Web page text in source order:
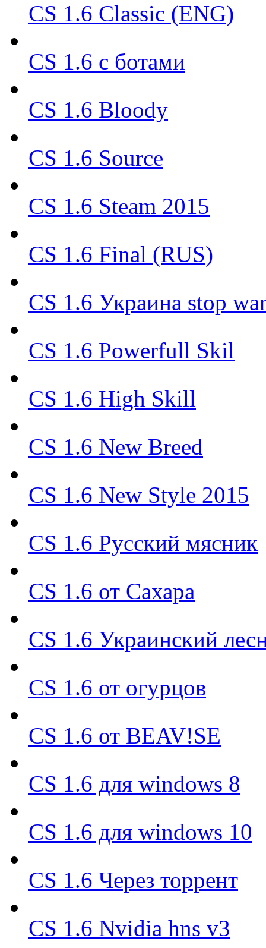
CS 1.6 Classic (ENG)
CS 1.6 с ботами
CS 1.6 Bloody
CS 1.6 Source
CS 1.6 Steam 2015
CS 1.6 Final (RUS)
CS 1.6 Украина stop
CS 1.6 Powerfull Skil
CS 1.6 High Skill
CS 1.6 New Breed
CS 1.6 New Style 2015
CS 1.6 Русский мясник
CS 1.6 от Сахара
CS 1.6 Украинский
CS 1.6 от огурцов
CS 1.6 от BEAV!SE
CS 1.6 для windows 8
CS 1.6 для windows 10
CS 1.6 Через торрент
CS 1.6 Nvidia hns v3